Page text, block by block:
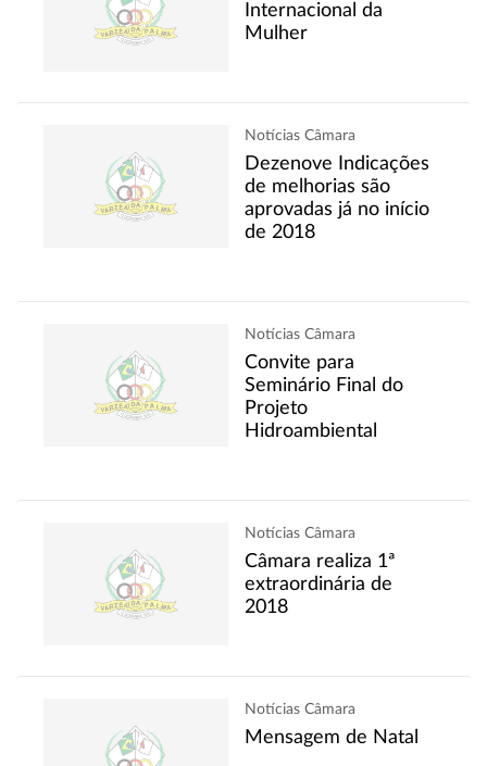
Internacional da
Mulher
Notícias Câmara
Dezenove Indicações
de melhorias são
aprovadas já no início
de 2018
Notícias Câmara
Convite para
Seminário Final do
Projeto
Hidroambiental
Notícias Câmara
Câmara realiza 1ª
extraordinária de
2018
Notícias Câmara
Mensagem de Natal